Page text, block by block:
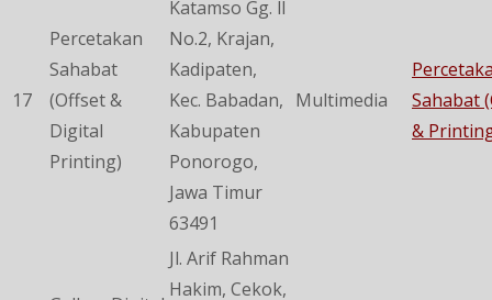
17
Percetakan
Sahabat
(Offset &
Digital
Printing)
Katamso Gg. ll
No.2, Krajan,
Kadipaten,
Kec. Babadan,
Kabupaten
Ponorogo,
Jawa Timur
63491
Multimedia
Sahabat
&
Jl. Arif Rahman
Hakim, Cekok,